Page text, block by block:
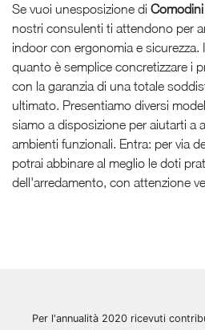
Se vuoi unesposizione di
nostri consulenti ti attendono per
indoor con ergonomia e sicurezza.
quanto è semplice concretizzare i
con la garanzia di una totale
ultimato. Presentiamo diversi
siamo a disposizione per aiutarti a
ambienti funzionali. Entra: per via
potrai abbinare al meglio le doti
dell'arredamento, con attenzione
Per l'annualità 2020 ricevuti